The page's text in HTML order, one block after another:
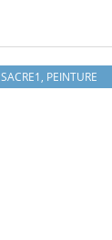
SACRE1, PEINTURE